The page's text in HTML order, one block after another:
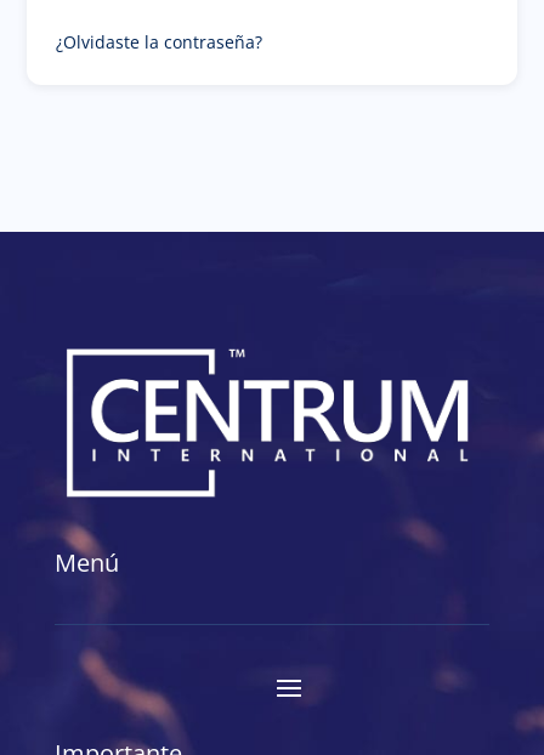
¿Olvidaste la contraseña?
Menú